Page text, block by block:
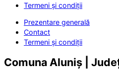
Termeni și condiții
Prezentare generală
Contact
Termeni și condiții
Comuna Aluniș |